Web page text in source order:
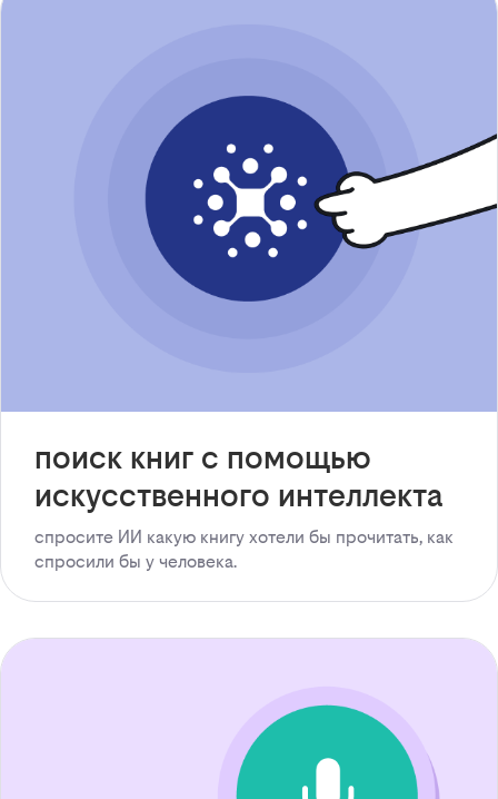
поиск книг с помощью
искусственного интеллекта
спросите ИИ какую книгу хотели бы прочитать, как
спросили бы у человека.